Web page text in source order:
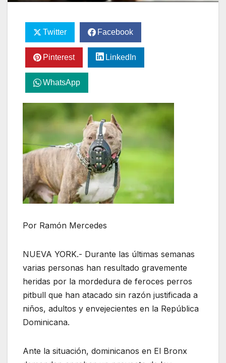
Twitter Facebook
Pinterest LinkedIn
WhatsApp
Por Ramón Mercedes
NUEVA YORK.- Durante las últimas semanas
varias personas han resultado gravemente
heridas por la mordedura de feroces perros
pitbull que han atacado sin razón justificada a
niños, adultos y envejecientes en la República
Dominicana.
Ante la situación, dominicanos en El Bronx